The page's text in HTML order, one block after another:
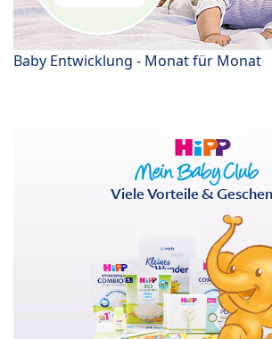
Baby Entwicklung - Monat für Monat
Viele Vorteile &